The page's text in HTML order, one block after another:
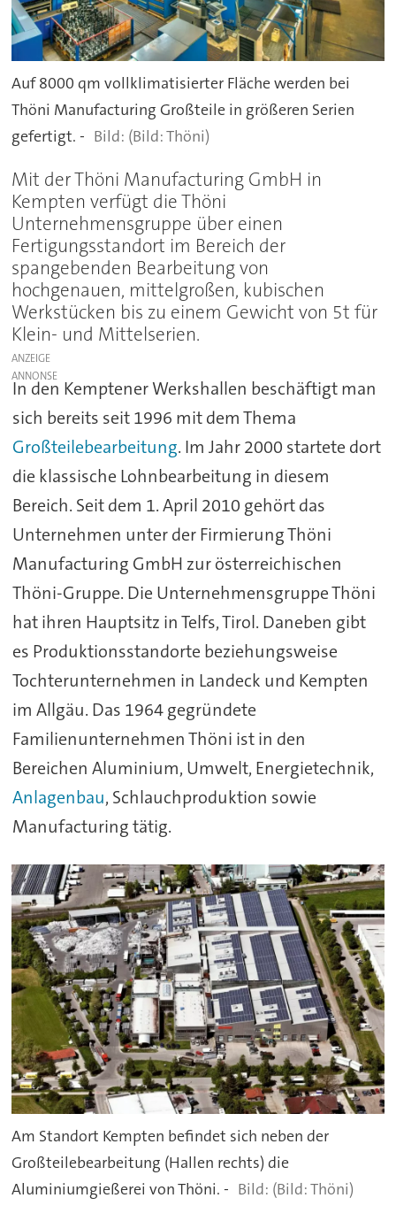
Auf 8000 qm vollklimatisierter Fläche werden bei
Thöni Manufacturing Großteile in größeren Serien
gefertigt. -
(Bild: Thöni)
Mit der Thöni Manufacturing GmbH in
Kempten verfügt die Thöni
Unternehmensgruppe über einen
Fertigungsstandort im Bereich der
spangebenden Bearbeitung von
hochgenauen, mittelgroßen, kubischen
Werkstücken bis zu einem Gewicht von 5t für
Klein- und Mittelserien.
ANZEIGE
In den Kemptener Werkshallen beschäftigt man
sich bereits seit 1996 mit dem Thema
Großteilebearbeitung. Im Jahr 2000 startete dort
die klassische Lohnbearbeitung in diesem
Bereich. Seit dem 1. April 2010 gehört das
Unternehmen unter der Firmierung Thöni
Manufacturing GmbH zur österreichischen
Thöni-Gruppe. Die Unternehmensgruppe Thöni
hat ihren Hauptsitz in Telfs, Tirol. Daneben gibt
es Produktionsstandorte beziehungsweise
Tochterunternehmen in Landeck und Kempten
im Allgäu. Das 1964 gegründete
Familienunternehmen Thöni ist in den
Bereichen Aluminium, Umwelt, Energietechnik,
Anlagenbau, Schlauchproduktion sowie
Manufacturing tätig.
Am Standort Kempten befindet sich neben der
Großteilebearbeitung (Hallen rechts) die
Aluminiumgießerei von Thöni. -
(Bild: Thöni)